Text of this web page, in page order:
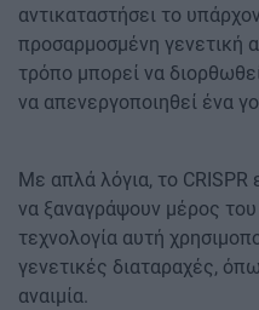
αντικαταστήσει το
προσαρμοσμένη γενετική
τρόπο μπορεί να
να απενεργοποιηθεί ένα
Με απλά λόγια, το CRISPR
να ξαναγράψουν μέρος
τεχνολογία αυτή
γενετικές διαταραχές,
αναιμία.